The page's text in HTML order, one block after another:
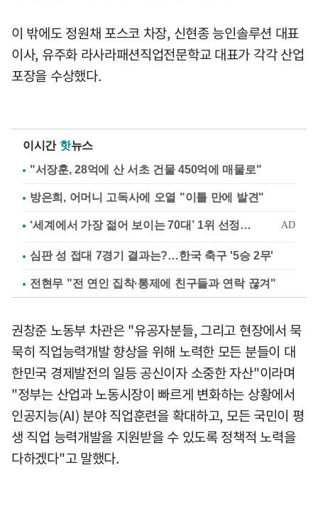
이 밖에도 정원채 포스코 차장, 신현종 능인솔루션 대표
이사, 유주화 라사라패션직업전문학교 대표가 각각 산업
포장을 수상했다.
이시간 핫뉴스
"서장훈, 28억에 산 서초 건물 450억에 매물로"
방은희, 어머니 고독사에 오열 "이틀 만에 발견"
심판 성 접대 7경기 결과는?…한국 축구 '5승 2무'
전현무 "전 연인 집착·통제에 친구들과 연락 끊겨"
권창준 노동부 차관은 "유공자분들, 그리고 현장에서 묵
묵히 직업능력개발 향상을 위해 노력한 모든 분들이 대
한민국 경제발전의 일등 공신이자 소중한 자산"이라며
"정부는 산업과 노동시장이 빠르게 변화하는 상황에서
인공지능(AI) 분야 직업훈련을 확대하고, 모든 국민이 평
생 직업 능력개발을 지원받을 수 있도록 정책적 노력을
다하겠다"고 말했다.